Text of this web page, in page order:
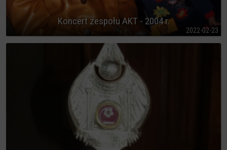
Koncert zespołu AKT - 2004 r.
2022-02-23